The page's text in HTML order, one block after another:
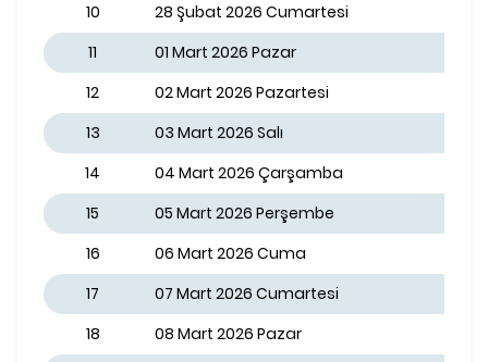
10
28 Şubat 2026 Cumartesi
11
01 Mart 2026 Pazar
12
02 Mart 2026 Pazartesi
13
03 Mart 2026 Salı
14
04 Mart 2026 Çarşamba
15
05 Mart 2026 Perşembe
16
06 Mart 2026 Cuma
17
07 Mart 2026 Cumartesi
18
08 Mart 2026 Pazar